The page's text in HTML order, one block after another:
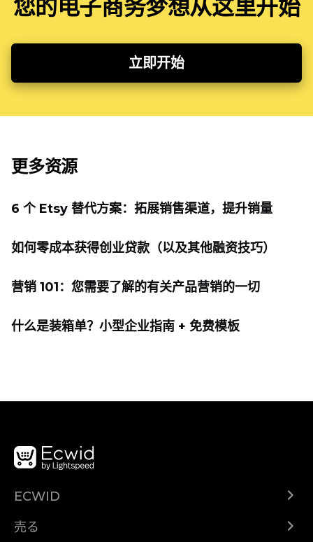
您的电子商务梦想从这里开始
立即开始
更多资源
6 个 Etsy 替代方案：拓展销售渠道，提升销量
如何零成本获得创业贷款（以及其他融资技巧）
营销 101：您需要了解的有关产品营销的一切
什么是装箱单？小型企业指南 + 免费模板
ECWID
ヘルプセンター
売る